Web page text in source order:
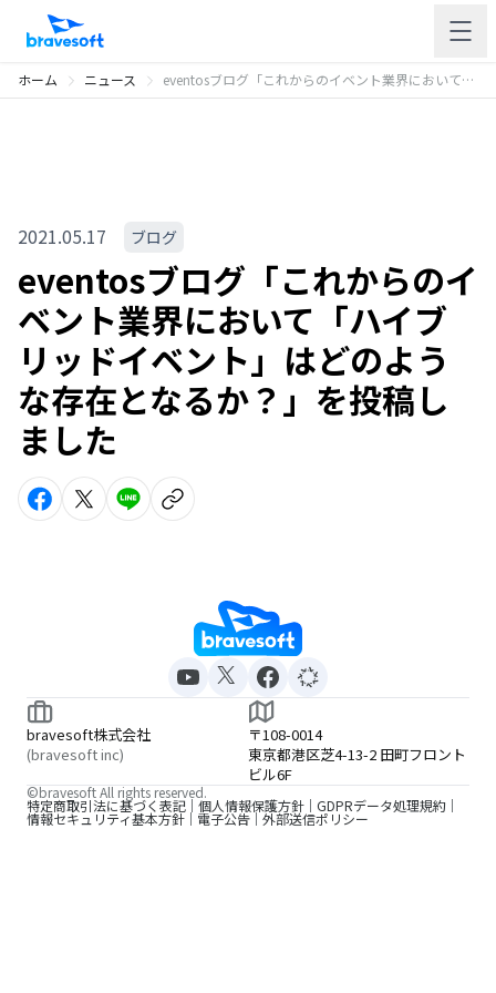
ホーム ニュース eventosブログ「これからのイベント業界において「ハイブリッドイベント」はどのような存在となるか？」を投稿しました
2021.05.17 ブログ
eventosブログ「これからのイ
ベント業界において「ハイブ
リッドイベント」はどのよう
な存在となるか？」を投稿し
ました
bravesoft株式会社
(bravesoft inc)
〒108-0014
東京都港区芝4-13-2 田町フロント
ビル6F
特定商取引法に基づく表記 個人情報保護方針 GDPRデータ処理規約
情報セキュリティ基本方針 電子公告 外部送信ポリシー
©bravesoft All rights reserved.